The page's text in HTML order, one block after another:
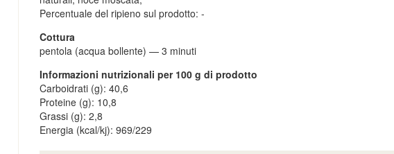
Percentuale del ripieno sul prodotto: -
Cottura
pentola (acqua bollente) — 3 minuti
Informazioni nutrizionali per 100 g di prodotto
Carboidrati (g): 40,6
Proteine (g): 10,8
Grassi (g): 2,8
Energia (kcal/kj): 969/229